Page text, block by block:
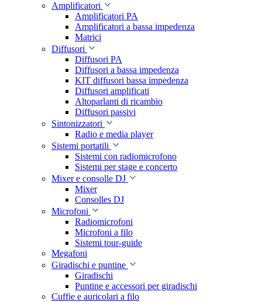
Amplificatori
Amplificatori PA
Amplificatori a bassa impedenza
Matrici
Diffusori
Diffusori PA
Diffusori a bassa impedenza
KIT diffusori bassa impedenza
Diffusori amplificati
Altoparlanti di ricambio
Diffusori passivi
Sintonizzatori
Radio e media player
Sistemi portatili
Sistemi con radiomicrofono
Sistemi per stage e concerto
Mixer e consolle DJ
Mixer
Consolles DJ
Microfoni
Radiomicrofoni
Microfoni a filo
Sistemi tour-guide
Megafoni
Giradischi e puntine
Giradischi
Puntine e accessori per giradischi
Cuffie e auricolari a filo